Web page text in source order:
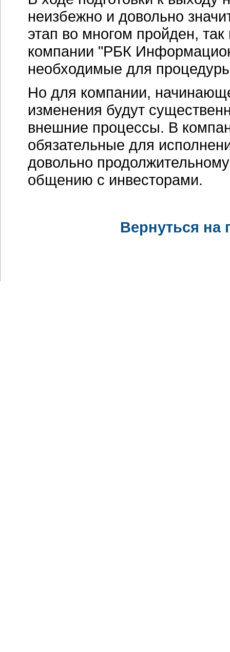
неизбежно и довольно
этап во многом пройден,
компании "РБК
необходимые для
Но для компании,
изменения будут
внешние процессы. В
обязательные для
довольно
общению с инвесторами.
Вернуться на